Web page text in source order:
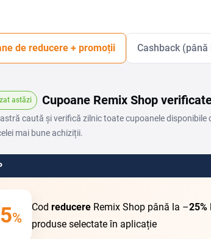
de reducere + promoții Cashback (până
astăzi Cupoane Remix Shop
caută și verifică zilnic toate cupoanele
mai bune achiziții.
%
Cod reducere Remix Shop până la –25%
produse selectate în aplicație